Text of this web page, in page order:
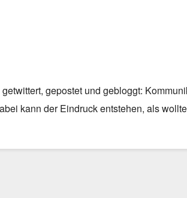
gepostet und gebloggt:
kann der Eindruck entstehen, als